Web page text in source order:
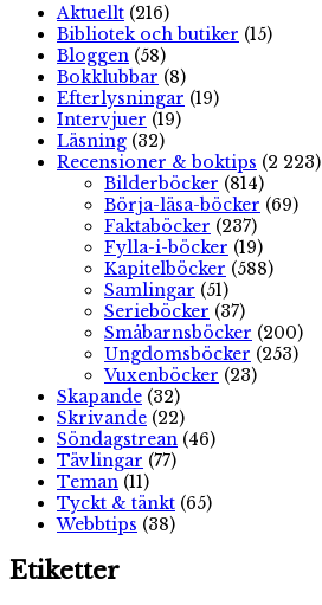
Aktuellt (216)
Bibliotek och butiker (15)
Bloggen (58)
Bokklubbar (8)
Efterlysningar (19)
Intervjuer (19)
Läsning (32)
Recensioner & boktips (2 223)
Bilderböcker (814)
Börja-läsa-böcker (69)
Faktaböcker (237)
Fylla-i-böcker (19)
Kapitelböcker (588)
Samlingar (51)
Serieböcker (37)
Småbarnsböcker (200)
Ungdomsböcker (253)
Vuxenböcker (23)
Skapande (32)
Skrivande (22)
Söndagstrean (46)
Tävlingar (77)
Teman (11)
Tyckt & tänkt (65)
Webbtips (38)
Etiketter